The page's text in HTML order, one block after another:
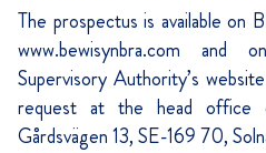
The prospectus is available on
www.bewisynbra.com and
Supervisory Authority’s
request at the head office
Gårdsvägen 13, SE-169 70,